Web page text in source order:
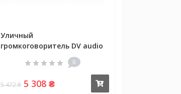
Уличный
громкоговоритель DV audio
0
5 472 ₴ 5 308 ₴